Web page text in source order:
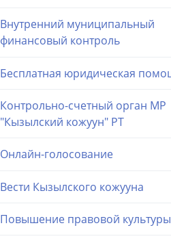
Внутренний муниципальный
финансовый контроль
Бесплатная юридическая
Контрольно-счетный орган МР
"Кызылский кожуун" РТ
Онлайн-голосование
Вести Кызылского кожууна
Повышение правовой культуры